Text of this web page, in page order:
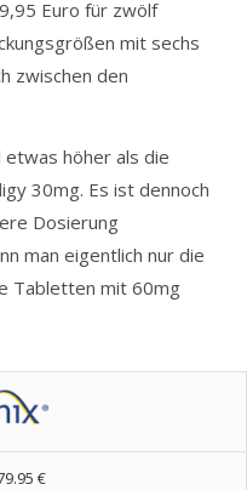
Euro für zwölf
mit sechs
zwischen den
höher als die
30mg. Es ist dennoch
Dosierung
man eigentlich nur die
Tabletten mit 60mg
€